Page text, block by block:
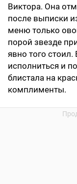
Виктора. Она
после выписки
меню только
порой звезде
явно того
исполниться и
блистала на
комплименты.